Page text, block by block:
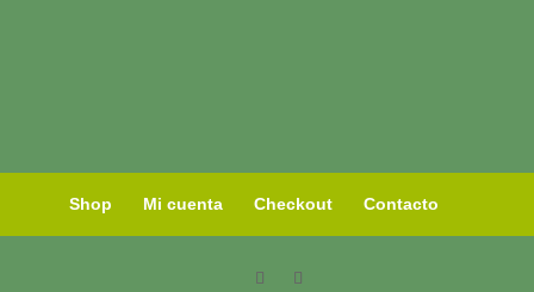
Shop Mi cuenta Checkout Contacto